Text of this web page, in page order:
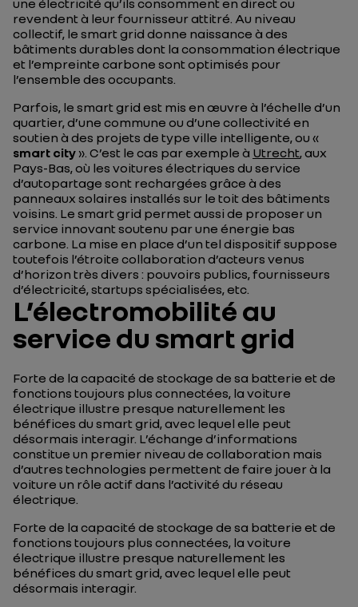
une électricité qu’ils consomment en direct ou
revendent à leur fournisseur attitré. Au niveau
collectif, le smart grid donne naissance à des
bâtiments durables dont la consommation électrique
et l’empreinte carbone sont optimisés pour
l’ensemble des occupants.
Parfois, le smart grid est mis en œuvre à l’échelle d’un
quartier, d’une commune ou d’une collectivité en
soutien à des projets de type ville intelligente, ou «
smart city». C’est le cas par exemple à Utrecht, aux
Pays-Bas, où les voitures électriques du service
d’autopartage sont rechargées grâce à des
panneaux solaires installés sur le toit des bâtiments
voisins. Le smart grid permet aussi de proposer un
service innovant soutenu par une énergie bas
carbone. La mise en place d’un tel dispositif suppose
toutefois l’étroite collaboration d’acteurs venus
d’horizon très divers : pouvoirs publics, fournisseurs
d’électricité, startups spécialisées, etc.
L’électromobilité au
service du smart grid
Forte de la capacité de stockage de sa batterie et de
fonctions toujours plus connectées, la voiture
électrique illustre presque naturellement les
bénéfices du smart grid, avec lequel elle peut
désormais interagir. L’échange d’informations
constitue un premier niveau de collaboration mais
d’autres technologies permettent de faire jouer à la
voiture un rôle actif dans l’activité du réseau
électrique.
Forte de la capacité de stockage de sa batterie et de
fonctions toujours plus connectées, la voiture
électrique illustre presque naturellement les
bénéfices du smart grid, avec lequel elle peut
désormais interagir.